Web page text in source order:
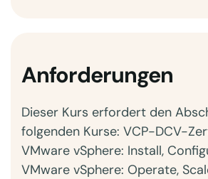
Anforderungen
Dieser Kurs erfordert den
folgenden Kurse: VCP-DCV-
VMware vSphere: Install,
VMware vSphere: Operate,